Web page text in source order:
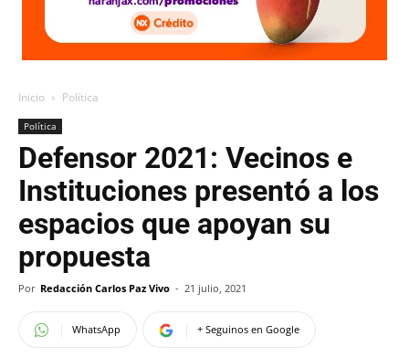
Inicio Política
Política
Defensor 2021: Vecinos e
Instituciones presentó a los
espacios que apoyan su
propuesta
Por Redacción Carlos Paz Vivo - 21 julio, 2021
WhatsApp + Seguinos en Google